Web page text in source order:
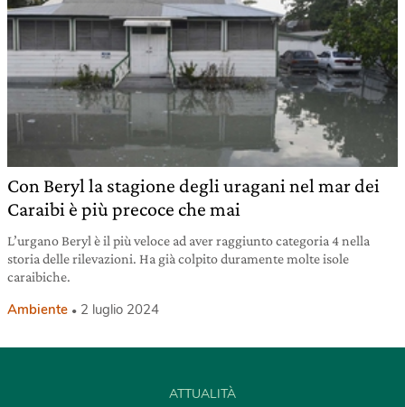
Con Beryl la stagione degli uragani nel mar dei
Caraibi è più precoce che mai
L’urgano Beryl è il più veloce ad aver raggiunto categoria 4 nella
storia delle rilevazioni. Ha già colpito duramente molte isole
caraibiche.
Ambiente 2 luglio 2024
ATTUALITÀ